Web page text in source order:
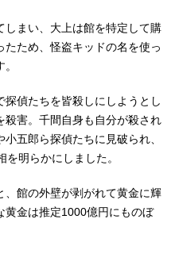
まい、大上は館を特定して購
たため、怪盗キッドの名を使っ
探偵たちを皆殺しにしようとし
殺害。千間自身も自分が殺され
五郎ら探偵たちに見破られ、
明らかにしました。
、館の外壁が剥がれて黄金に輝
黄金は推定1000億円にものぼ